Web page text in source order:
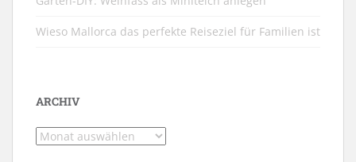
Wieso Mallorca das perfekte Reiseziel für Familien ist
ARCHIV
Archiv